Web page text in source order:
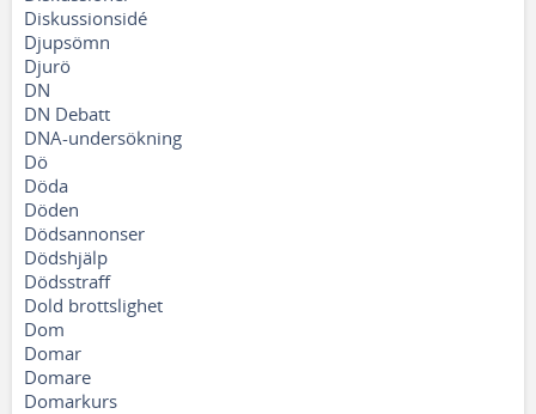
Diskussionsidé
Djupsömn
Djurö
DN
DN Debatt
DNA-undersökning
Dö
Döda
Döden
Dödsannonser
Dödshjälp
Dödsstraff
Dold brottslighet
Dom
Domar
Domare
Domarkurs